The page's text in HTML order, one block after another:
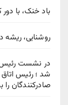
باد خنک، با
روشنایی، ریشه
در نشست رئیس
شد ؛ رئیس اتاق
صادرکنندگان